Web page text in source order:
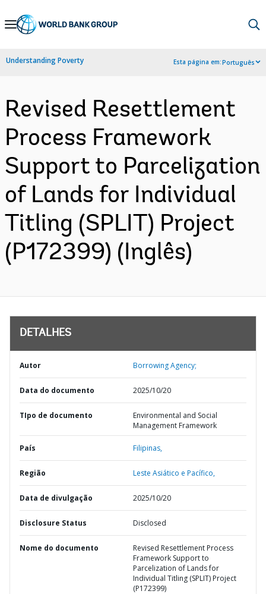
Skip
Navigation
Understanding Poverty Esta página em:Português
Revised Resettlement
Process Framework
Support to Parcelization
of Lands for Individual
Titling (SPLIT) Project
(P172399) (Inglês)
DETALHES
Autor Borrowing Agency;
Data do documento 2025/10/20
TIpo de documento
Environmental and Social
Management Framework
País Filipinas,
Região Leste Asiático e Pacífico,
Data de divulgação 2025/10/20
Disclosure Status Disclosed
Nome do documento
Revised Resettlement Process
Framework Support to
Parcelization of Lands for
Individual Titling (SPLIT) Project
(P172399)